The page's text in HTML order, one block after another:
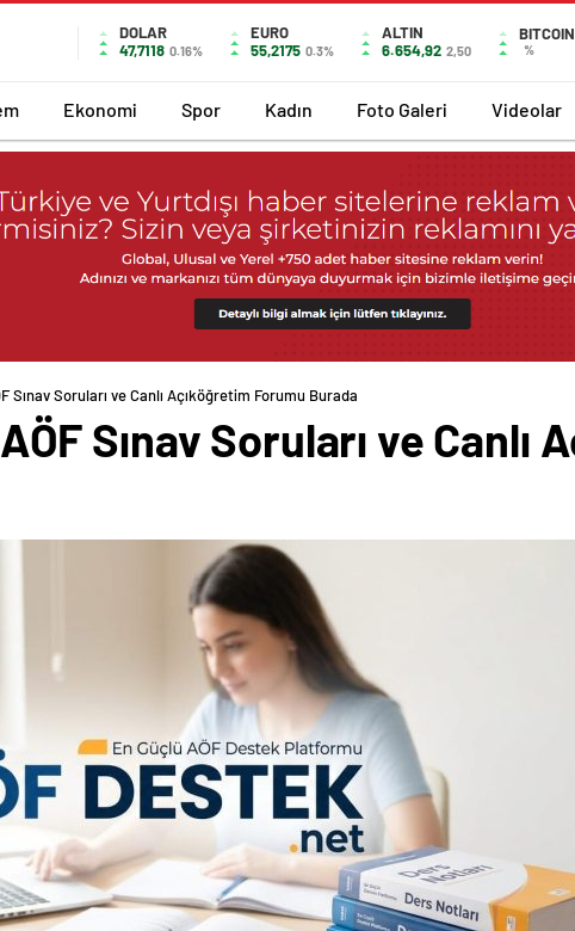
DOLAR
47,7118 0.16%
EURO
55,2175 0.3%
ALTIN
6.654,92 2,50
BITCOIN
%
Ekonomi Spor Kadın Foto Galeri Videolar
Sınav Soruları ve Canlı Açıköğretim Forumu Burada
Sınav Soruları ve